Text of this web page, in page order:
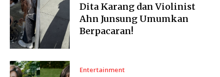
Dita Karang dan Violinist
Ahn Junsung Umumkan
Berpacaran!
Entertainment